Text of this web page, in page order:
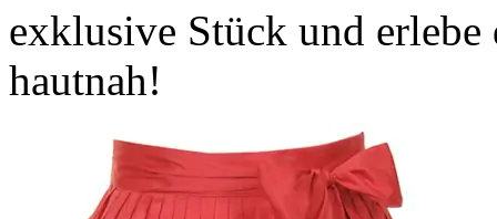
exklusive Stück und
hautnah!